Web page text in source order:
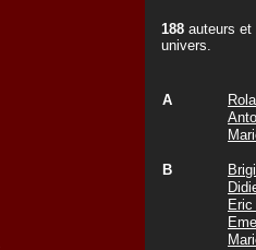
188 auteurs et
univers.
A
B